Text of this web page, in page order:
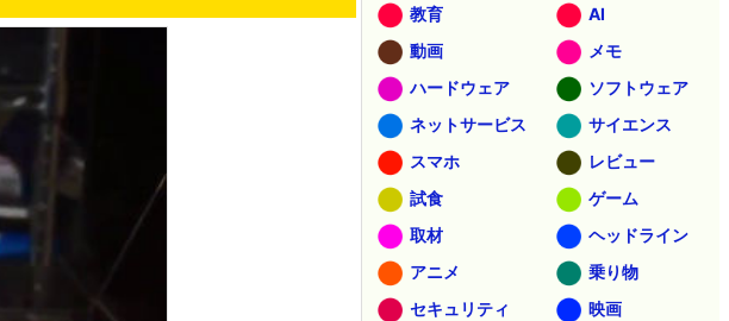
教育
AI
動画
メモ
ハードウェア
ソフトウェア
ネットサービス
サイエンス
スマホ
レビュー
試食
ゲーム
取材
ヘッドライン
アニメ
乗り物
セキュリティ
映画